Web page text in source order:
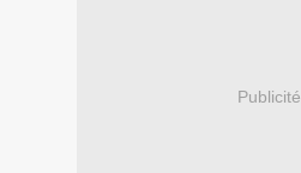
Publicité